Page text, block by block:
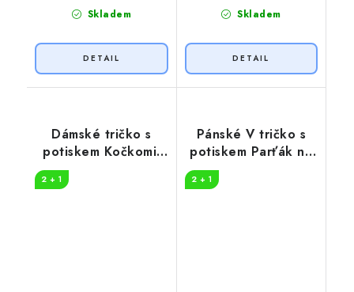
Skladem Skladem
Dámské tričko s
potiskem Kočkomil
2 + 1
Pánské V tričko s
potiskem Parťák na
2 + 1